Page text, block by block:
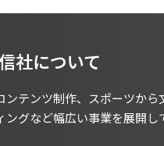
社について
テンツ制作、スポーツか
ングなど幅広い事業を展開し